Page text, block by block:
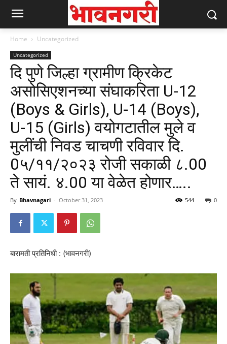
Home Uncategorized
Uncategorized
दि पुणे जिल्हा ग्रामीण क्रिकेट
असोसिएशनच्या संघाकरिता U-12
(Boys & Girls), U-14 (Boys),
U-15 (Girls) वयोगटातील मुले व
मुलींची निवड चाचणी रविवार दि.
0५/११/२०२३ रोजी सकाळी ८.00
ते सायं. ४.00 या वेळेत होणार…..
By Bhavnagari - October 31, 2023 0
544
बारामती प्रतिनिधी : (भावनगरी)